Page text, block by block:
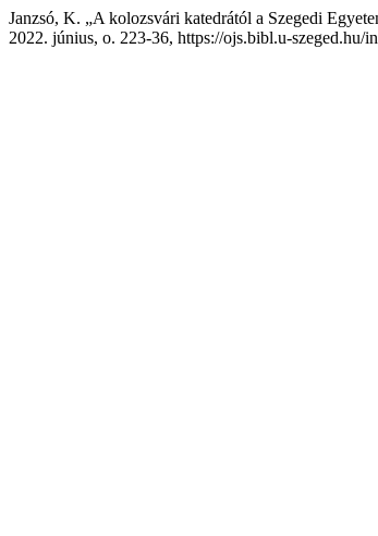
Janzsó, K. „A kolozsvári katedrától a Szegedi
2022. június, o. 223-36, https://ojs.bibl.u-szeged.hu/